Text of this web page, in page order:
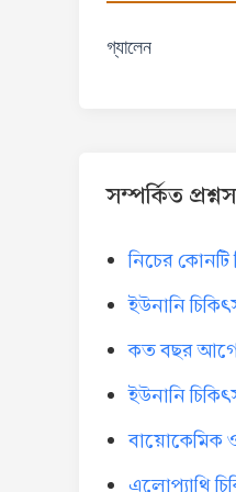
গ্যালেন
সম্পর্কিত
নিচের কোনটি
ইউনানি
কত বছর আগে
ইউনানি
বায়োকেমিক
এলোপ্যাথি